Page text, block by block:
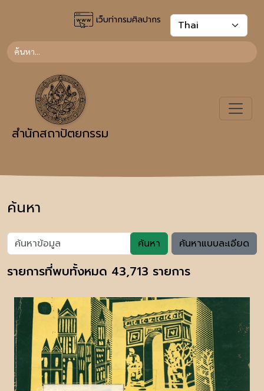
เว็บท่ากรมศิลปากร
สำนักสถาปัตยกรรม
ค้นหา
ค้นหา ค้นหาแบบละเอียด
รายการที่พบทั้งหมด 43,713 รายการ